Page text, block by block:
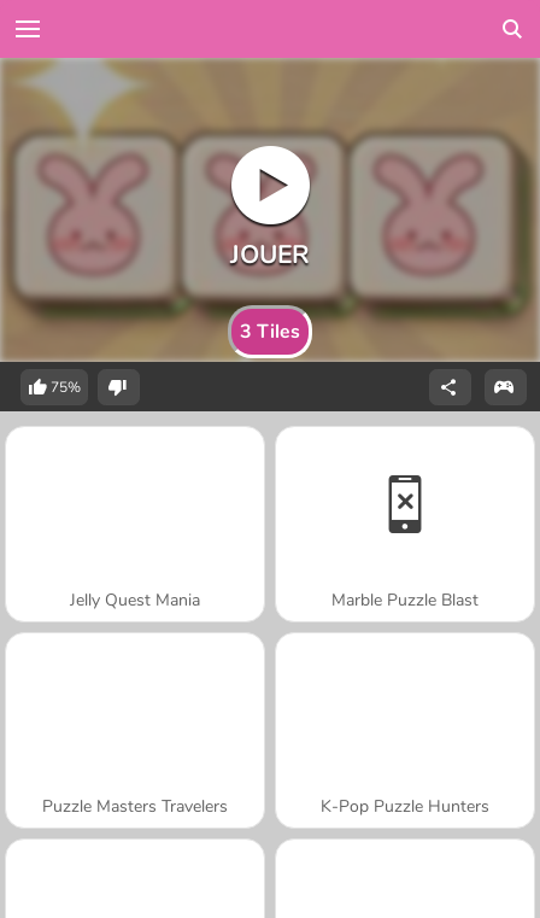
3 Tiles
75%
Jelly Quest Mania Marble Puzzle Blast
Puzzle Masters Travelers K-Pop Puzzle Hunters